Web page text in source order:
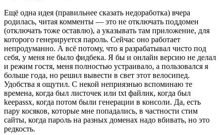
Ещё одна идея (правильнее сказать недоработка) вчера
родилась, читая комменты — это не отключать поддомен
(отключать тоже оставлю), а указывать там приложение, для
которого генерируется пароль. Сейчас оно работает
непродуманно. А всё потому, что я разрабатывал чисто под
себя, у меня не было фидбека. Я бы и онлайн версию не делал
и режим гостя, меня полностью устраивало, а пользовался я
больше года, но решил вывести в свет этот велосипед.
Удобства я ощутил. С некой неприязнью вспоминаю те
времена, когда был листочек или txt файлик, когда был
keepassx, когда потом были генерации в консоли. Да, есть
пару косяков, которые мне попадались, в частности стим
сайты, когда пароль на разных доменах надо вбивать, но это
редкость.